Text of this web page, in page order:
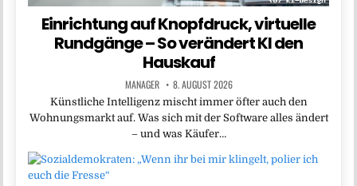
Einrichtung auf Knopfdruck, virtuelle
Rundgänge – So verändert KI den
Hauskauf
MANAGER 8. AUGUST 2026
Künstliche Intelligenz mischt immer öfter auch den
Wohnungsmarkt auf. Was sich mit der Software alles ändert
– und was Käufer…